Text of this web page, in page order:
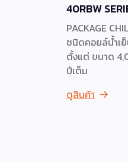
40RBW
PACKAGE
ชนิดคอยล์น้ำเ
ตั้งแต่ ขนาด
ปีเต็ม
ดูสินค้า